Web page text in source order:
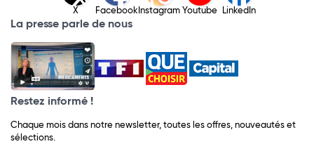
X Facebook Instagram Youtube LinkedIn
La presse parle de nous
Restez informé !
Chaque mois dans notre newsletter, toutes les offres, nouveautés et
sélections.